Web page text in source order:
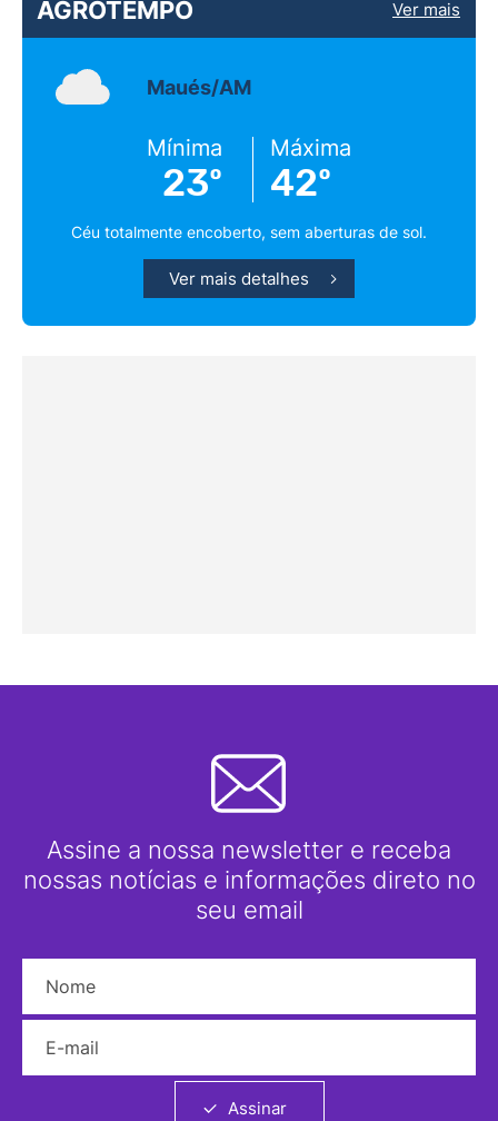
AGROTEMPO Ver mais
Maués/AM
Mínima
23º
Máxima
42º
Céu totalmente encoberto, sem aberturas de sol.
Ver mais detalhes
Assine a nossa newsletter e receba
nossas notícias e informações direto no
seu email
Assinar